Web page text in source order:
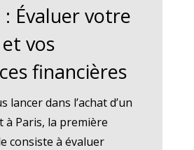
: Évaluer votre
vos
financières
lancer dans l’achat d’un
à Paris, la première
consiste à évaluer